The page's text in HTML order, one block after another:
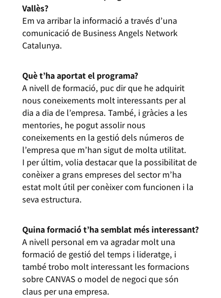
Vallès?
Em va arribar la informació a través d’una
comunicació de Business Angels Network
Catalunya.
Què t’ha aportat el programa?
A nivell de formació, puc dir que he adquirit
nous coneixements molt interessants per al
dia a dia de l’empresa. També, i gràcies a les
mentories, he pogut assolir nous
coneixements en la gestió dels números de
l’empresa que m’han sigut de molta utilitat.
I per últim, volia destacar que la possibilitat de
conèixer a grans empreses del sector m’ha
estat molt útil per conèixer com funcionen i la
seva estructura.
Quina formació t’ha semblat més interessant?
A nivell personal em va agradar molt una
formació de gestió del temps i lideratge, i
també trobo molt interessant les formacions
sobre CANVAS o model de negoci que són
claus per una empresa.